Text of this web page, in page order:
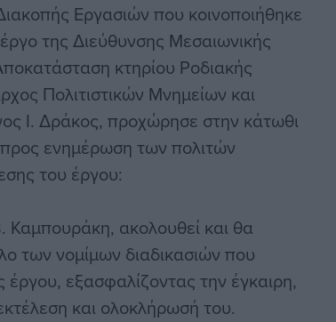
Εργασιών που κοινοποιήθηκε
της Διεύθυνσης Μεσαιωνικής
κτηρίου Ροδιακής
Πολιτιστικών Μνημείων και
Ι. Δράκος, προχώρησε στην κάτωθι
ενημέρωση των πολιτών
του έργου:
ακολουθεί και θα
των νομίμων διαδικασιών που
έργου, εξασφαλίζοντας την έγκαιρη,
και ολοκλήρωσή του.